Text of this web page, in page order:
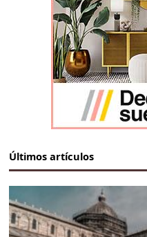
Últimos artículos